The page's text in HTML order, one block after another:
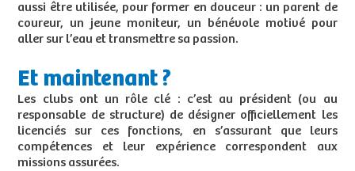
aussi être utilisée, pour former en douceur : un parent de
coureur, un jeune moniteur, un bénévole motivé pour
aller sur l’eau et transmettre sa passion.
Et maintenant ?
Les clubs ont un rôle clé : c’est au président (ou au
responsable de structure) de désigner officiellement les
licenciés sur ces fonctions, en s’assurant que leurs
compétences et leur expérience correspondent aux
missions assurées.